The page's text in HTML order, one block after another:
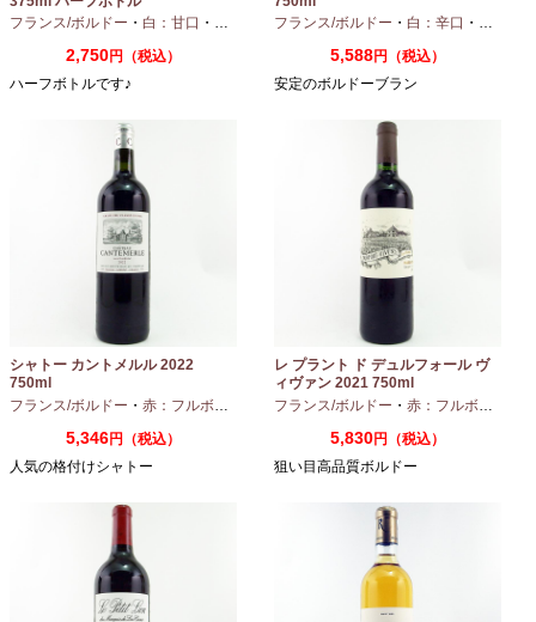
フランス/ボルドー ・ 白：甘口 ・ セミヨン ・ソーヴィニオンブラン
2,750円（税込）
ハーフボトルです♪
フランス/ボルドー ・ 白：辛口 ・ セミヨン
5,588円（税込）
安定のボルドーブラン
シャトー カントメルル 2022
750ml
フランス/ボルドー ・ 赤：フルボディ カベルネ・カベルネフラン ・プティヴェル
5,346円（税込）
人気の格付けシャトー
レ プラント ド デュルフォール ヴ
ィヴァン 2021 750ml
フランス/ボルドー ・ 赤：フルボディ
5,830円（税込）
狙い目高品質ボルドー